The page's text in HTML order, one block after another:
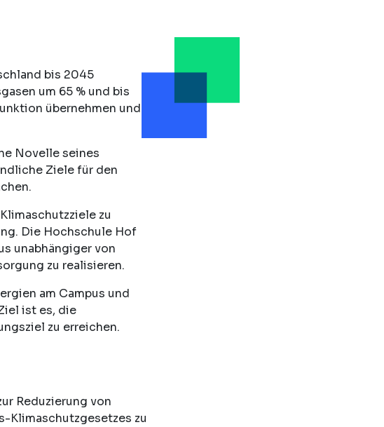
bis 2045
um 65 % und bis
übernehmen und
Novelle seines
Ziele für den
zu
Die Hochschule Hof
unabhängiger von
zu realisieren.
am Campus und
ist es, die
zu erreichen.
Reduzierung von
Klimaschutzgesetzes zu